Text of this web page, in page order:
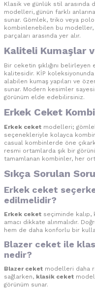
Klasik ve günlük stil arasında
modelleri, günün farklı
sunar. Gömlek, triko veya
kombinlenebilen bu
parçaları arasında yer alır.
Kaliteli Kumaşlar
Bir ceketin şıklığını
kalitesidir. KİP
alabilen kumaş yapıları ve
sunar. Modern kesimler
görünüm elde edebilirsiniz.
Erkek Ceket
Erkek ceket modelleri;
seçenekleriyle kolayca
casual kombinlerde öne
resmi ortamlarda şık bir
tamamlanan kombinler, her
Sıkça Sorulan
Erkek ceket
edilmelidir?
Erkek ceket seçiminde kalıp,
amacı dikkate alınmalıdır.
hem de daha konforlu bir
Blazer ceket ile
nedir?
Blazer ceket modelleri daha
sağlarken, klasik ceket
görünüm sunar.